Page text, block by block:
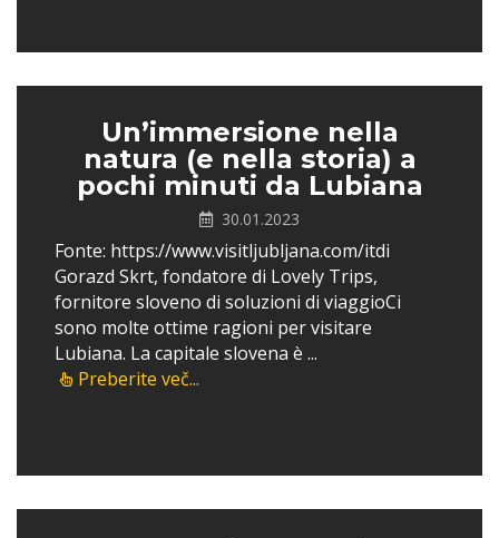
Un’immersione nella
natura (e nella storia) a
pochi minuti da Lubiana
30.01.2023
Fonte: https://www.visitljubljana.com/itdi
Gorazd Skrt, fondatore di Lovely Trips,
fornitore sloveno di soluzioni di viaggioCi
sono molte ottime ragioni per visitare
Lubiana. La capitale slovena è ...
Preberite več...